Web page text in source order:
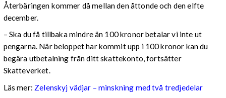
Återbäringen kommer då mellan den åttonde och den elfte
december.
– Ska du få tillbaka mindre än 100 kronor betalar vi inte ut
pengarna. När beloppet har kommit upp i 100 kronor kan du
begära utbetalning från ditt skattekonto, fortsätter
Skatteverket.
Läs mer: Zelenskyj vädjar – minskning med två tredjedelar